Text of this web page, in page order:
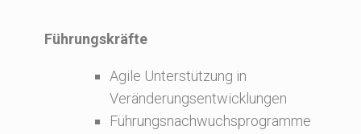
Führungskräfte
Agile Unterstützung in
Veränderungsentwicklungen
Führungsnachwuchsprogramme